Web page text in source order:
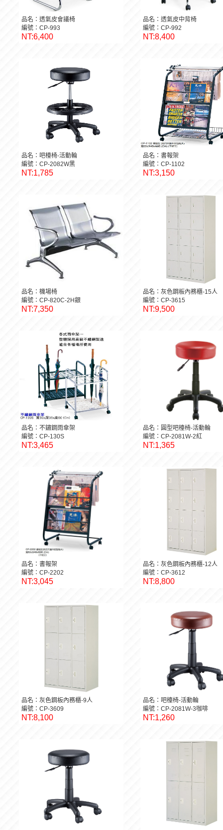
品名：透氣皮會議椅
編號：CP-993
NT:6,400
品名：透氣皮中背椅
編號：CP-992
NT:8,400
品名：吧檯椅-活動輪
編號：CP-2082W黑
NT:1,785
品名：書報架
編號：CP-1102
NT:3,150
品名：機場椅
編號：CP-820C-2H銀
NT:7,350
品名：灰色鋼板內務櫃-15人
編號：CP-3615
NT:9,500
品名：不鏽鋼雨傘架
編號：CP-130S
NT:3,465
品名：圓型吧檯椅-活動輪
編號：CP-2081W-2紅
NT:1,365
品名：書報架
編號：CP-2202
NT:3,045
品名：灰色鋼板內務櫃-12人
編號：CP-3612
NT:8,800
品名：灰色鋼板內務櫃-9人
編號：CP-3609
NT:8,100
品名：吧檯椅-活動輪
編號：CP-2081W-3咖啡
NT:1,260